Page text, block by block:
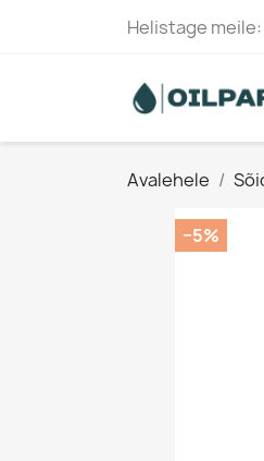
Helistage meile:
Avalehele
−5%